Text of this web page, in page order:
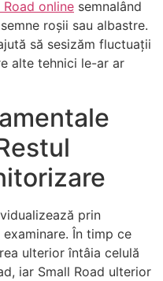
Road online semnalând
roșii sau albastre.
să sesizăm fluctuații
alte tehnici le-ar ar
prin
În timp ce
ulterior întâia celulă
iar Small Road ulterior